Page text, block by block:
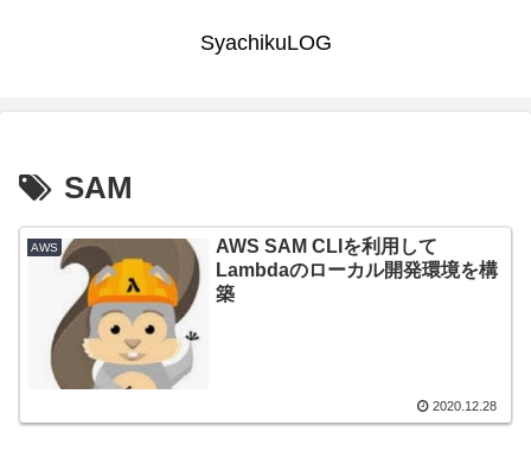
SyachikuLOG
SAM
AWS
AWS SAM CLIを利用して
Lambdaのローカル開発環境を構
築
2020.12.28